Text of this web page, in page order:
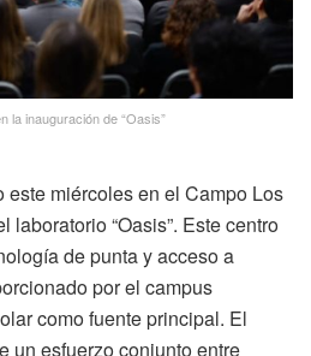
la inauguración de “Oasis”
este miércoles en el Campo Los
laboratorio “Oasis”. Este centro
de punta y acceso a
por el campus
como fuente principal. El
un esfuerzo conjunto entre